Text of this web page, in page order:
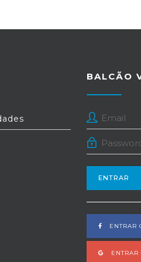
BALCÃO
ENTRAR
ENTRAR
ENTRAR